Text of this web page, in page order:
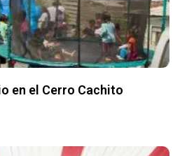
en el Cerro Cachito